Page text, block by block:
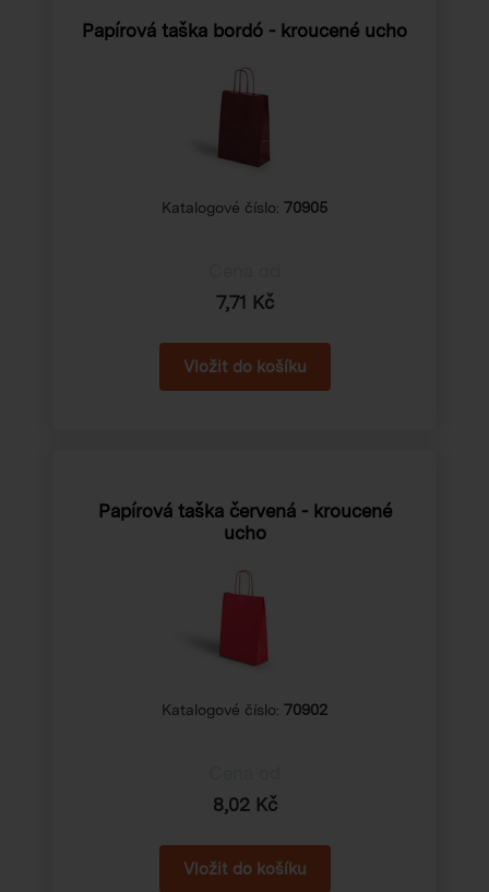
Papírová taška bordó - kroucené ucho
Katalogové číslo: 70905
7,71 Kč
Papírová taška červená - kroucené
ucho
Katalogové číslo: 70902
8,02 Kč